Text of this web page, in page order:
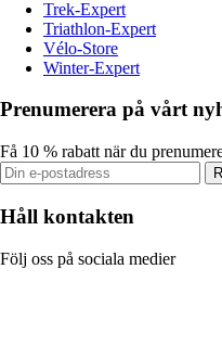
Trek-Expert
Triathlon-Expert
Vélo-Store
Winter-Expert
Prenumerera på vårt
Få 10 % rabatt när du
Håll kontakten
Följ oss på sociala medier